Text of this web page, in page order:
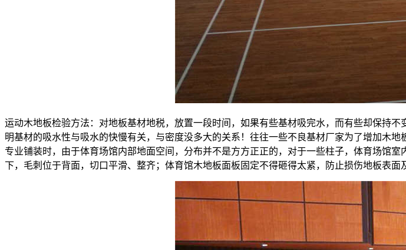
运动木地板检验方法：对地板基材地税，放置一段时间，如果有些基材吸完水，而有些却保持
明基材的吸水性与吸水的快慢有关，与密度没多大的关系！往往一些不良基材厂家为了增加木
专业铺装时，由于体育场馆内部地面空间，分布并不是方方正正的，对于一些柱子，体育场馆
下，毛刺位于背面，切口平滑、整齐；体育馆木地板面板固定不得砸得太紧，防止损伤地板表